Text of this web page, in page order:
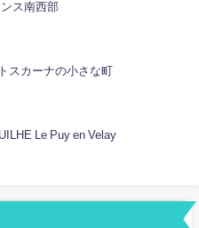
ス南西部
カーナの小さな町
Le Puy en Velay